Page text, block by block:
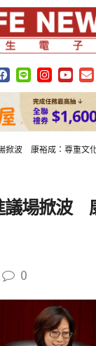
掀波 康裕成：尊重文
議場掀波
0